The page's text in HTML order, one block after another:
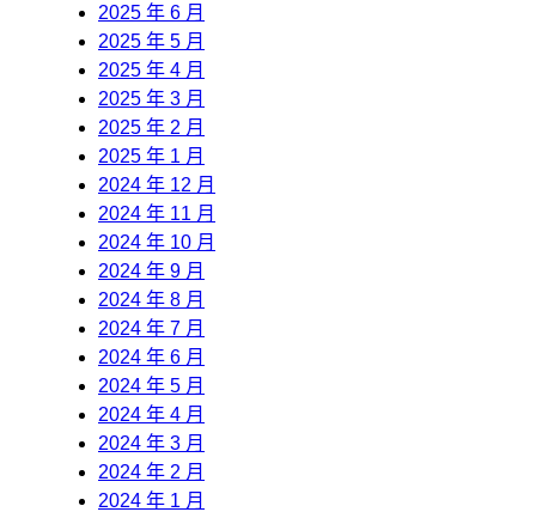
2025 年 6 月
2025 年 5 月
2025 年 4 月
2025 年 3 月
2025 年 2 月
2025 年 1 月
2024 年 12 月
2024 年 11 月
2024 年 10 月
2024 年 9 月
2024 年 8 月
2024 年 7 月
2024 年 6 月
2024 年 5 月
2024 年 4 月
2024 年 3 月
2024 年 2 月
2024 年 1 月